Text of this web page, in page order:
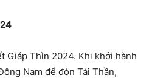
Giáp Thìn 2024. Khi khởi hành
Nam để đón Tài Thần,